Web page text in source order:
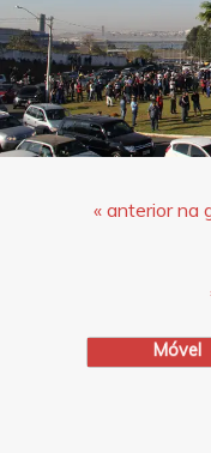
« anterior na
Móvel